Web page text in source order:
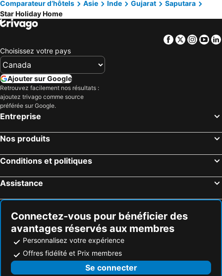
Comparateur d’hôtels
Asie Inde Gujarat
Saputara
Star Holiday Home
Facebook
Twitter
Choisissez votre pays
Ajouter sur Google
Retrouvez facilement nos résultats :
ajoutez trivago comme source
préférée sur Google.
Entreprise
Nos produits
Conditions et politiques
Assistance
Connectez-vous pour bénéficier des
avantages réservés aux membres
Personnalisez votre expérience
Offres fidélité et Prix membres
Se connecter